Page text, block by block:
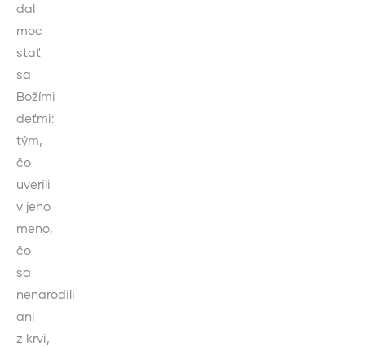
dal
moc
stať
sa
Božími
deťmi:
tým,
čo
uverili
v jeho
meno,
čo
sa
nenarodili
ani
z krvi,